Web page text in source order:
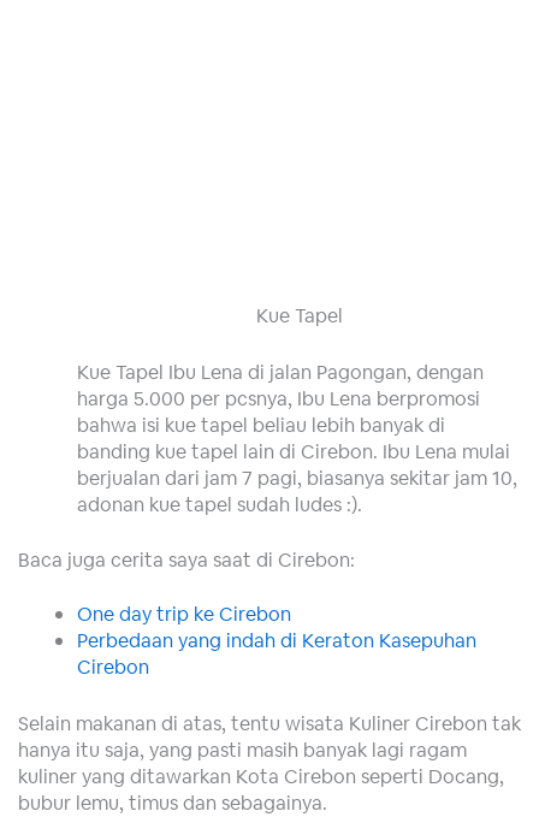
Kue Tapel
Kue Tapel Ibu Lena di jalan Pagongan, dengan
harga 5.000 per pcsnya, Ibu Lena berpromosi
bahwa isi kue tapel beliau lebih banyak di
banding kue tapel lain di Cirebon. Ibu Lena mulai
berjualan dari jam 7 pagi, biasanya sekitar jam 10,
adonan kue tapel sudah ludes :).
Baca juga cerita saya saat di Cirebon:
One day trip ke Cirebon
Perbedaan yang indah di Keraton Kasepuhan
Cirebon
Selain makanan di atas, tentu wisata Kuliner Cirebon tak
hanya itu saja, yang pasti masih banyak lagi ragam
kuliner yang ditawarkan Kota Cirebon seperti Docang,
bubur lemu, timus dan sebagainya.